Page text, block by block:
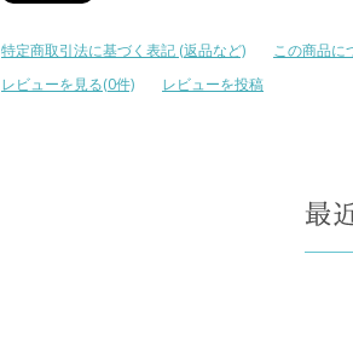
特定商取引法に基づく表記 (返品など) この商品に
レビューを見る(0件)
レビューを投稿